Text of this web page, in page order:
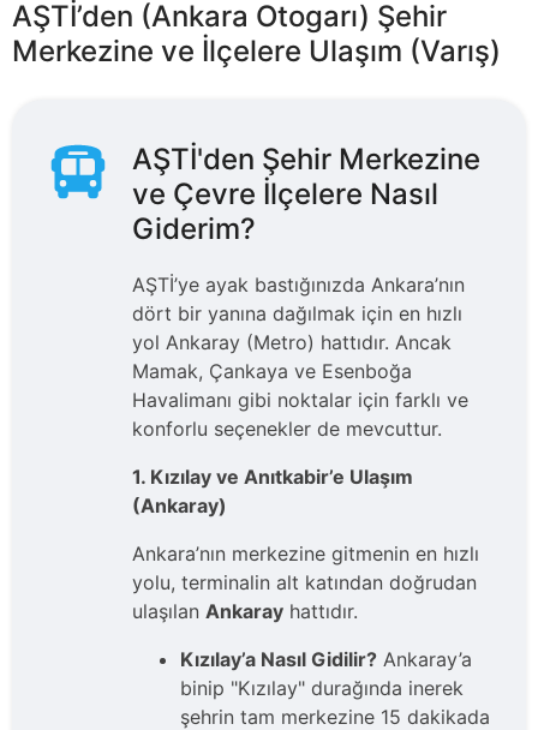
AŞTİ’den (Ankara Otogarı) Şehir
Merkezine ve İlçelere Ulaşım (Varış)
AŞTİ'den Şehir Merkezine
ve Çevre İlçelere Nasıl
Giderim?
AŞTİ’ye ayak bastığınızda Ankara’nın
dört bir yanına dağılmak için en hızlı
yol Ankaray (Metro) hattıdır. Ancak
Mamak, Çankaya ve Esenboğa
Havalimanı gibi noktalar için farklı ve
konforlu seçenekler de mevcuttur.
1. Kızılay ve Anıtkabir’e Ulaşım
(Ankaray)
Ankara’nın merkezine gitmenin en hızlı
yolu, terminalin alt katından doğrudan
ulaşılan Ankaray hattıdır.
Kızılay’a Nasıl Gidilir? Ankaray’a
binip "Kızılay" durağında inerek
şehrin tam merkezine 15 dakikada